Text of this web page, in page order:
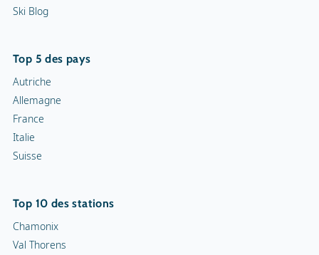
Patinoire
Snowrafting
Traîneau à chiens
Motoneiges
Ski Blog
Top 5 des pays
Autriche
Allemagne
France
Italie
Suisse
Top 10 des stations
Chamonix
Val Thorens